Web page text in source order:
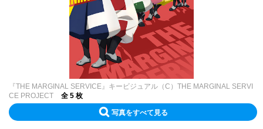
『THE MARGINAL SERVICE』キービジュアル（C）THE MARGINAL SERVI
CE PROJECT
全 5 枚
写真をすべて見る